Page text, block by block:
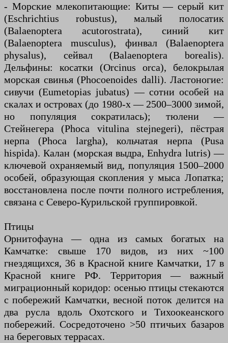
- Морские млекопитающие: Киты — серый кит
(Eschrichtius robustus), малый полосатик
(Balaenoptera acutorostrata), синий кит
(Balaenoptera musculus), финвал (Balaenoptera
physalus), сейвал (Balaenoptera borealis).
Дельфины: косатки (Orcinus orca), белокрылая
морская свинья (Phocoenoides dalli). Ластоногие:
сивучи (Eumetopias jubatus) — сотни особей на
скалах и островах (до 1980-х — 2500–3000 зимой,
но популяция сократилась); тюлени —
Стейнегера (Phoca vitulina stejnegeri), пёстрая
нерпа (Phoca largha), кольчатая нерпа (Pusa
hispida). Калан (морская выдра, Enhydra lutris) —
ключевой охраняемый вид, популяция 1500–2000
особей, образующая скопления у мыса Лопатка;
восстановлена после почти полного истребления,
связана с Северо-Курильской группировкой.
Птицы
Орнитофауна — одна из самых богатых на
Камчатке: свыше 170 видов, из них ~100
гнездящихся, 36 в Красной книге Камчатки, 17 в
Красной книге РФ. Территория — важный
миграционный коридор: осенью птицы стекаются
с побережий Камчатки, весной поток делится на
два русла вдоль Охотского и Тихоокеанского
побережий. Сосредоточено >50 птичьих базаров
на береговых террасах.